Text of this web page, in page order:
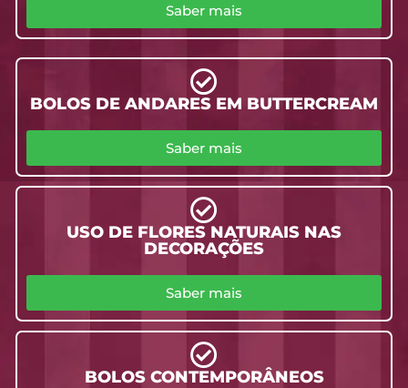
Saber mais
BOLOS DE ANDARES EM BUTTERCREAM
Saber mais
USO DE FLORES NATURAIS NAS
DECORAÇÕES
Saber mais
BOLOS CONTEMPORÂNEOS